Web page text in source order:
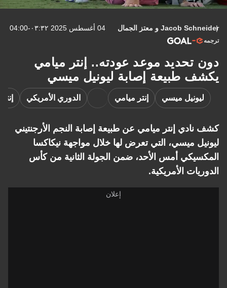
Jacob Schneider و معتز الجمال 04 أغسطس 2025 ٠٣:٣٢-04:00
ترجمه
دون تحديد موعد عودته.. إنتر ميامي
يكشف طبيعة إصابة ليونيل ميسي
ليونيل ميسي إنتر ميامي الدوري الأمريكي
كشف نادي إنتر ميامي عن طبيعة إصابة النجم الأرجنتيني
ليونيل ميسي، التي تعرض لها خلال مواجهة نيكاكسا
المكسيكي أمس الأحد، ضمن الجولة الثانية من كأس
الدوريات الأمريكية.